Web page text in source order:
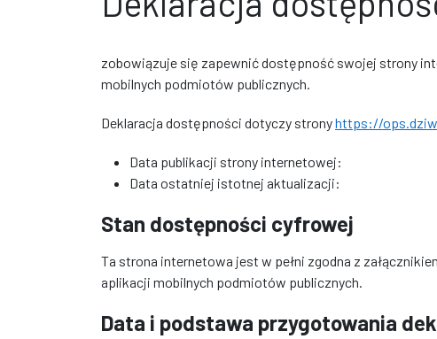
zobowiązuje się zapewnić dostępność swojej strony
mobilnych podmiotów publicznych.
Deklaracja dostępności dotyczy stronyhttps://
Data publikacji strony internetowej:
Data ostatniej istotnej aktualizacji:
Stan dostępności cyfrowej
Ta strona internetowa jest w pełni zgodna z
aplikacji mobilnych podmiotów publicznych.
Data i podstawa przygotowania